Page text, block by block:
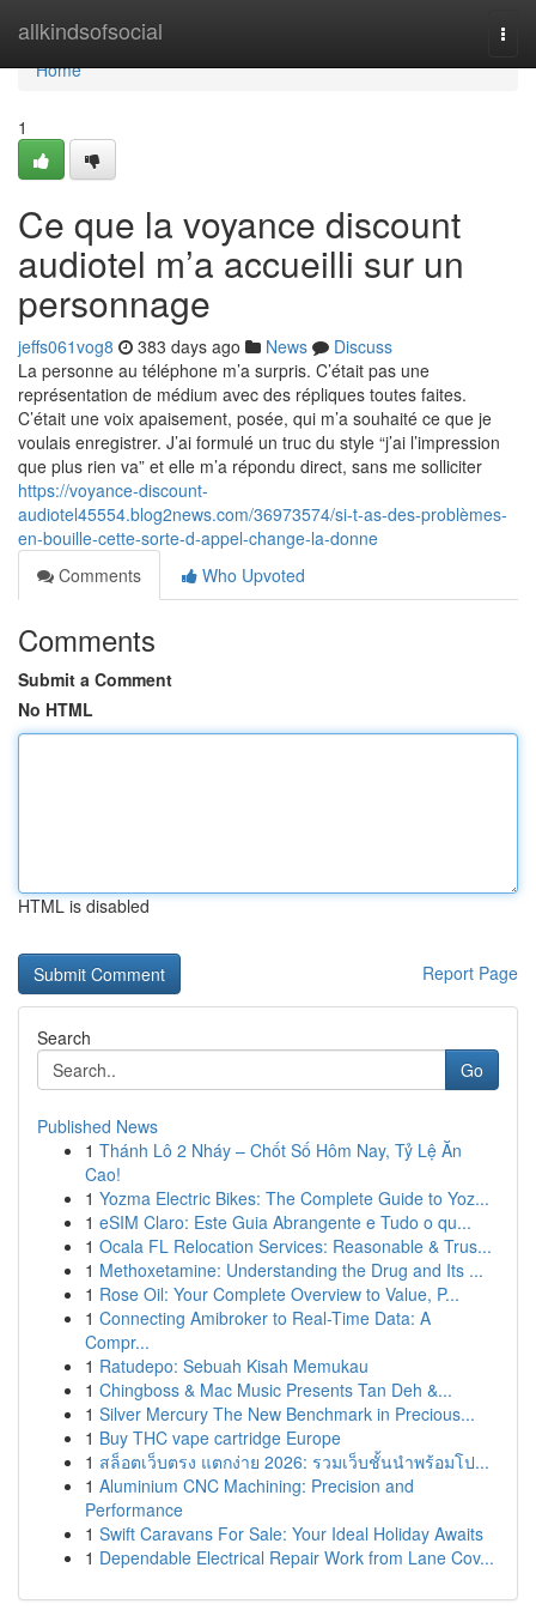
allkindsofsocial
Home
Home
1
Ce que la voyance discount
audiotel m’a accueilli sur un
personnage
jeffs061vog8 383 days ago News
Discuss
La personne au téléphone m’a surpris. C’était pas une
représentation de médium avec des répliques toutes faites.
C’était une voix apaisement, posée, qui m’a souhaité ce que je
voulais enregistrer. J’ai formulé un truc du style “j’ai l’impression
que plus rien va” et elle m’a répondu direct, sans me solliciter
https://voyance-discount-
audiotel45554.blog2news.com/36973574/si-t-as-des-problèmes-
en-bouille-cette-sorte-d-appel-change-la-donne
Comments
Who Upvoted
Comments
Submit a Comment
No HTML
HTML is disabled
Report Page
Search
Go
Published News
1 Thánh Lô 2 Nháy – Chốt Số Hôm Nay, Tỷ Lệ Ăn
Cao!
1 Yozma Electric Bikes: The Complete Guide to Yoz...
1 eSIM Claro: Este Guia Abrangente e Tudo o qu...
1 Ocala FL Relocation Services: Reasonable & Trus...
1 Methoxetamine: Understanding the Drug and Its ...
1 Rose Oil: Your Complete Overview to Value, P...
1 Connecting Amibroker to Real-Time Data: A
Compr...
1 Ratudepo: Sebuah Kisah Memukau
1 Chingboss & Mac Music Presents Tan Deh &...
1 Silver Mercury The New Benchmark in Precious...
1 Buy THC vape cartridge Europe
1 สล็อตเว็บตรง แตกง่าย 2026: รวมเว็บชั้นนำพร้อมโป...
1 Aluminium CNC Machining: Precision and
Performance
1 Swift Caravans For Sale: Your Ideal Holiday Awaits
1 Dependable Electrical Repair Work from Lane Cov...